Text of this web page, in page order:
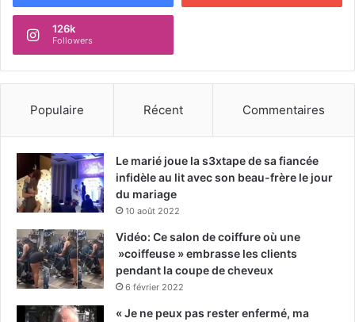
126k
Followers
Populaire Récent Commentaires
Le marié joue la s3xtape de sa fiancée
infidèle au lit avec son beau-frère le jour
du mariage
10 août 2022
Vidéo: Ce salon de coiffure où une
»coiffeuse » embrasse les clients
pendant la coupe de cheveux
6 février 2022
« Je ne peux pas rester enfermé, ma